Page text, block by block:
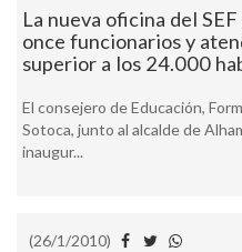
La nueva oficina del
once funcionarios y
superior a los 24.000
El consejero de Educación,
Sotoca, junto al alcalde de
inaugur...
(26/1/2010)